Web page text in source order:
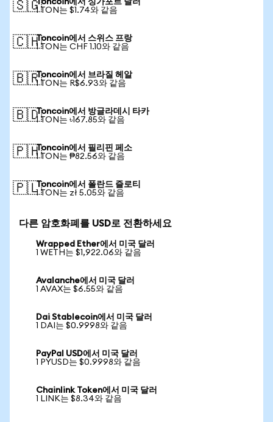
🇸🇬Toncoin에서 싱가포르 달러
1 TON는 $1.74와 같음
🇨🇭Toncoin에서 스위스 프랑
1 TON는 CHF 1.10와 같음
🇧🇷Toncoin에서 브라질 헤알
1 TON는 R$6.93와 같음
🇧🇩Toncoin에서 방글라데시 타카
1 TON는 ৳167.85와 같음
🇵🇭Toncoin에서 필리핀 페소
1 TON는 ₱82.56와 같음
🇵🇱Toncoin에서 폴란드 즐로티
1 TON는 zł 5.05와 같음
다른 암호화폐를 USD로 전환하세요
Wrapped Ether에서 미국 달러
1 WETH는 $1,922.06와 같음
Avalanche에서 미국 달러
1 AVAX는 $6.55와 같음
Dai Stablecoin에서 미국 달러
1 DAI는 $0.9998와 같음
PayPal USD에서 미국 달러
1 PYUSD는 $0.9998와 같음
Chainlink Token에서 미국 달러
1 LINK는 $8.34와 같음